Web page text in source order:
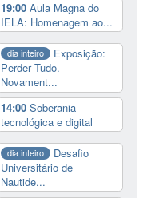
19:00Aula Magna do
IELA: Homenagem ao...
dia inteiro
Exposição:
Perder Tudo.
Novament...
14:00Soberania
tecnológica e digital
dia inteiro
Desafio
Universitário de
Nautide...